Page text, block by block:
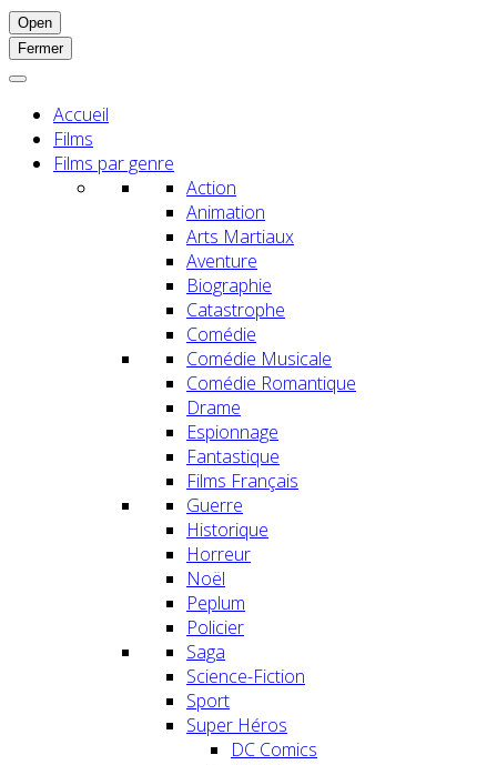
Open
Fermer
Accueil
Films
Films par genre
Action
Animation
Arts Martiaux
Aventure
Biographie
Catastrophe
Comédie
Comédie Musicale
Comédie Romantique
Drame
Espionnage
Fantastique
Films Français
Guerre
Historique
Horreur
Noël
Peplum
Policier
Saga
Science-Fiction
Sport
Super Héros
DC Comics